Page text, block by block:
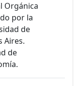
Orgánica
por la
de
Aires.
de